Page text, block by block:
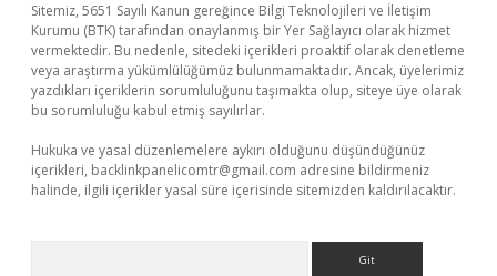
Sitemiz, 5651 Sayılı Kanun gereğince Bilgi Teknolojileri ve İletişim
Kurumu (BTK) tarafından onaylanmış bir Yer Sağlayıcı olarak hizmet
vermektedir. Bu nedenle, sitedeki içerikleri proaktif olarak denetleme
veya araştırma yükümlülüğümüz bulunmamaktadır. Ancak, üyelerimiz
yazdıkları içeriklerin sorumluluğunu taşımakta olup, siteye üye olarak
bu sorumluluğu kabul etmiş sayılırlar.
Hukuka ve yasal düzenlemelere aykırı olduğunu düşündüğünüz
içerikleri, backlinkpanelicomtr@gmail.com adresine bildirmeniz
halinde, ilgili içerikler yasal süre içerisinde sitemizden kaldırılacaktır.